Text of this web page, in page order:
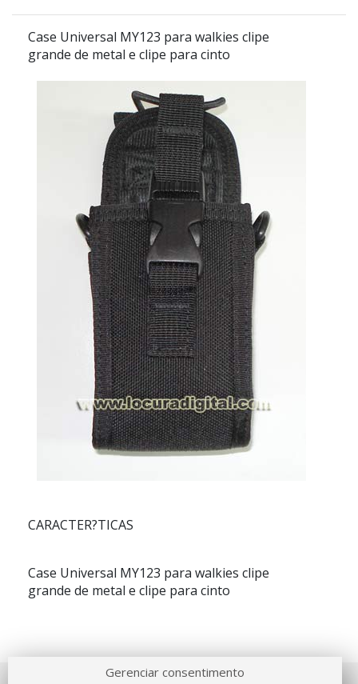
Case Universal MY123 para walkies clipe
grande de metal e clipe para cinto
CARACTER?TICAS
Case Universal MY123 para walkies clipe
grande de metal e clipe para cinto
Gerenciar consentimento